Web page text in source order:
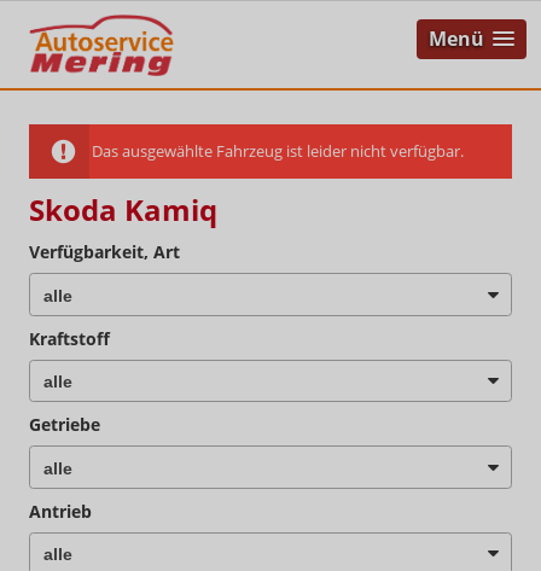
Menü
Das ausgewählte Fahrzeug ist leider nicht verfügbar.
Skoda Kamiq
Verfügbarkeit, Art
Kraftstoff
Getriebe
Antrieb